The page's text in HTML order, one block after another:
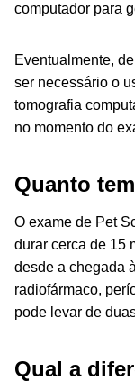
computador para
Eventualmente,
ser necessário o
tomografia
no momento do
Quanto
O exame de Pet
durar cerca de 15
desde a chegada
radiofármaco,
pode levar de
Qual a